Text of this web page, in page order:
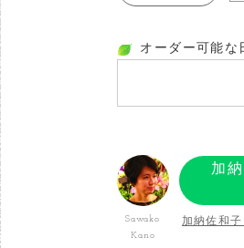
オーダー可能な
Sawako
Kano
加
加納佐和